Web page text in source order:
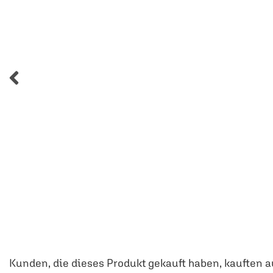
Kunden, die dieses Produkt gekauft haben, kauften